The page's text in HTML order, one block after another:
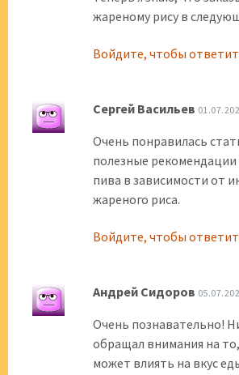
жареному рису в
Войдите, чтобы
Сергей Васильев
Очень понравилась
полезные
пива в зависимости от
жареного риса.
Войдите, чтобы
Андрей Сидоров
Очень познавательно!
обращал внимания на
может влиять на вкус